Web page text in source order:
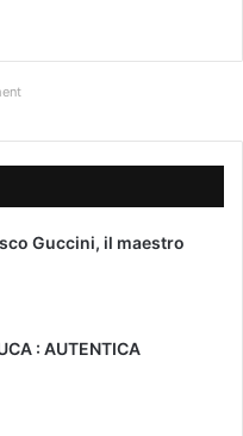
Guccini, il maestro
: AUTENTICA